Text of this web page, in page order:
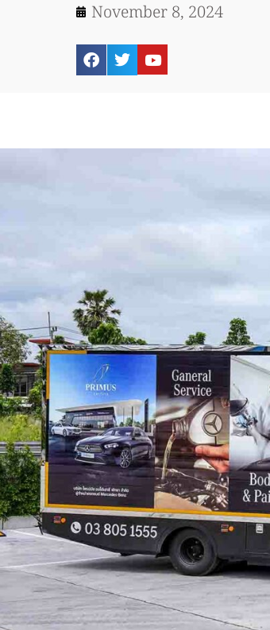
November 8, 2024